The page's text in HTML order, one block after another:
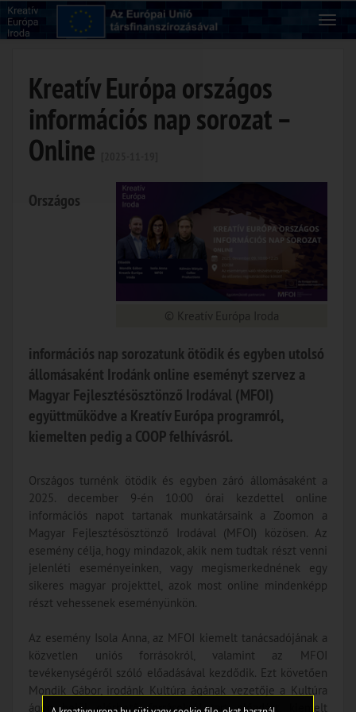
Kreatív Európa országos
információs nap sorozat –
Online
© Kreatív Európa Iroda
Országos
információs nap sorozatunk ötödik és egyben utolsó
állomásaként Irodánk online eseményt szervez a
Magyar Fejlesztésösztönző Irodával (MFOI)
együttműködve a Kreatív Európa programról,
kiemelten pedig a COOP felhívásról.
Országos turnénk ötödik és egyben záró állomásaként a
2025. december 9-én 10:00 órai kezdettel online
információs napot tartanak munkatársaink a Zoomon a
Magyar Fejlesztésösztönző Irodával (MFOI) közösen. Az
esemény célja, hogy mindazok, akik nem tudtak részt venni
jelenléti eseményeinken, vagy megismerkednének egy
sikeres magyar projekttel, azok most online mindenképp
részt vehessenek eseményünkön.
Az esemény Isola Anna, az MFOI kiemelt tanácsadójának a
közvetlen uniós forrásokról, valamint az MFOI
tevékenységéről szóló előadásával kezdődik. Ezt követően
Mondik Gábor, irodánk Kultúra ágának vezetője a Kultúra
ágon belül elérhető forrásokról tart előadást, kiemelt